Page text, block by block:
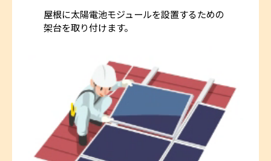
屋根に太陽電池モジュールを設置するための
架台を取り付けます。